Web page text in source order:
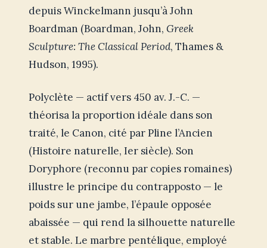
depuis Winckelmann jusqu’à John
Boardman (Boardman, John, Greek
Sculpture: The Classical Period, Thames &
Hudson, 1995).
Polyclète — actif vers 450 av. J.-C. —
théorisa la proportion idéale dans son
traité, le Canon, cité par Pline l’Ancien
(Histoire naturelle, Ier siècle). Son
Doryphore (reconnu par copies romaines)
illustre le principe du contrapposto — le
poids sur une jambe, l’épaule opposée
abaissée — qui rend la silhouette naturelle
et stable. Le marbre pentélique, employé